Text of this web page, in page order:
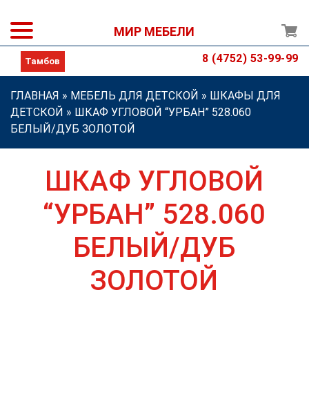
МИР МЕБЕЛИ
8 (4752) 53-99-99
ГЛАВНАЯ » МЕБЕЛЬ ДЛЯ ДЕТСКОЙ » ШКАФЫ ДЛЯ
ДЕТСКОЙ » ШКАФ УГЛОВОЙ “УРБАН” 528.060
БЕЛЫЙ/ДУБ ЗОЛОТОЙ
ШКАФ УГЛОВОЙ
“УРБАН” 528.060
БЕЛЫЙ/ДУБ
ЗОЛОТОЙ